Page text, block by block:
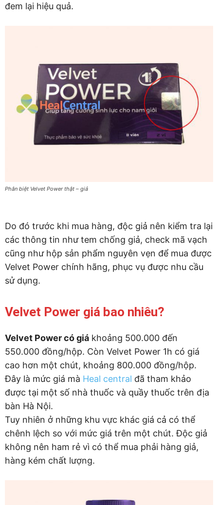
đem lại hiệu quả.
Phân biệt Velvet Power thật – giả
Do đó trước khi mua hàng, độc giả nên kiểm tra lại
các thông tin như tem chống giả, check mã vạch
cũng như hộp sản phẩm nguyên vẹn để mua được
Velvet Power chính hãng, phục vụ được nhu cầu
sử dụng.
Velvet Power giá bao nhiêu?
Velvet Power có giá khoảng 500.000 đến
550.000 đồng/hộp. Còn Velvet Power 1h có giá
cao hơn một chút, khoảng 800.000 đồng/hộp.
Đây là mức giá mà Heal central đã tham khảo
được tại một số nhà thuốc và quầy thuốc trên địa
bàn Hà Nội.
Tuy nhiên ở những khu vực khác giá cả có thể
chênh lệch so với mức giá trên một chút. Độc giả
không nên ham rẻ vì có thể mua phải hàng giả,
hàng kém chất lượng.